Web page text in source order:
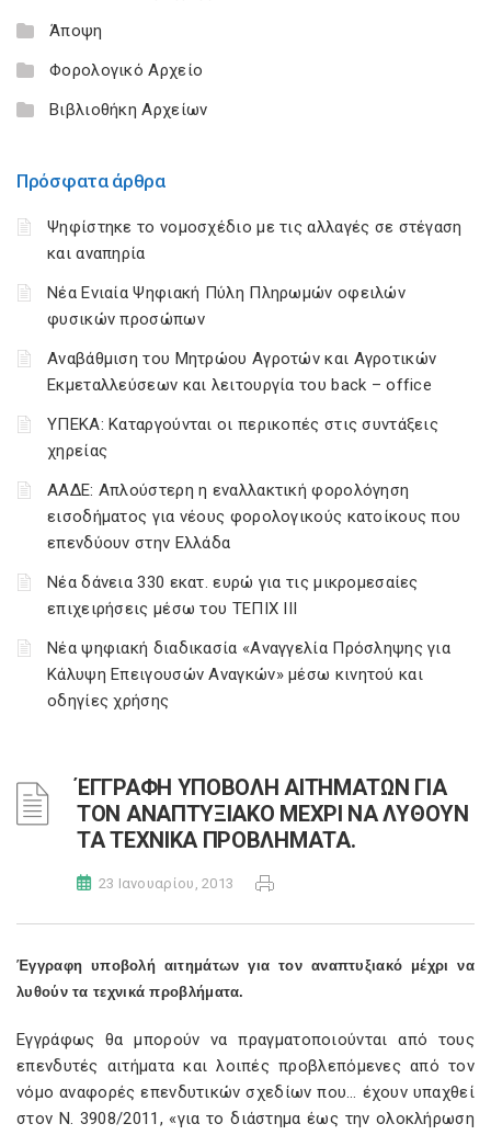
Άποψη
Φορολογικό Αρχείο
Βιβλιοθήκη Αρχείων
Πρόσφατα άρθρα
Ψηφίστηκε το νομοσχέδιο με τις αλλαγές σε στέγαση
και αναπηρία
Νέα Ενιαία Ψηφιακή Πύλη Πληρωμών οφειλών
φυσικών προσώπων
Αναβάθμιση του Μητρώου Αγροτών και Αγροτικών
Εκμεταλλεύσεων και λειτουργία του back – office
ΥΠΕΚΑ: Καταργούνται οι περικοπές στις συντάξεις
χηρείας
ΑΑΔΕ: Απλούστερη η εναλλακτική φορολόγηση
εισοδήματος για νέους φορολογικούς κατοίκους που
επενδύουν στην Ελλάδα
Νέα δάνεια 330 εκατ. ευρώ για τις μικρομεσαίες
επιχειρήσεις μέσω του ΤΕΠΙΧ ΙΙΙ
Νέα ψηφιακή διαδικασία «Αναγγελία Πρόσληψης για
Κάλυψη Επειγουσών Αναγκών» μέσω κινητού και
οδηγίες χρήσης
ΈΓΓΡΑΦΗ ΥΠΟΒΟΛΗ ΑΙΤΗΜΑΤΩΝ ΓΙΑ
ΤΟΝ ΑΝΑΠΤΥΞΙΑΚΟ ΜΕΧΡΙ ΝΑ ΛΥΘΟΥΝ
ΤΑ ΤΕΧΝΙΚΑ ΠΡΟΒΛΗΜΑΤΑ.
23 Ιανουαρίου, 2013
Έγγραφη υποβολή αιτημάτων για τον αναπτυξιακό μέχρι να
λυθούν τα τεχνικά προβλήματα.
Εγγράφως θα μπορούν να πραγματοποιούνται από τους
επενδυτές αιτήματα και λοιπές προβλεπόμενες από τον
νόμο αναφορές επενδυτικών σχεδίων που… έχουν υπαχθεί
στον Ν. 3908/2011, «για το διάστημα έως την ολοκλήρωση